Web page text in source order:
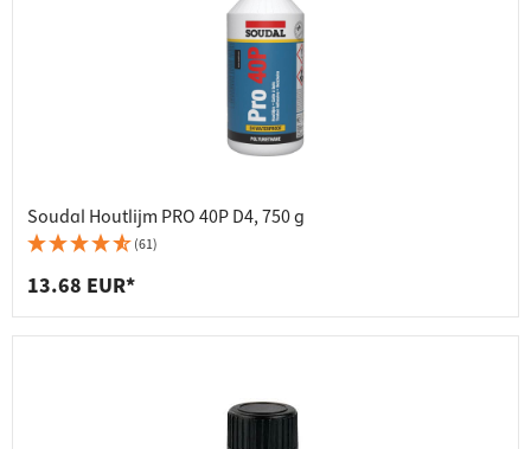
Soudal Houtlijm PRO 40P D4, 750 g
(61)
13.68 EUR*